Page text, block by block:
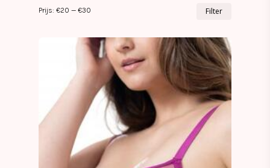
Filter
Prijs: €20 — €30